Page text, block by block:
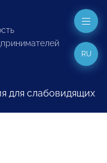
для слабовидящих
RU